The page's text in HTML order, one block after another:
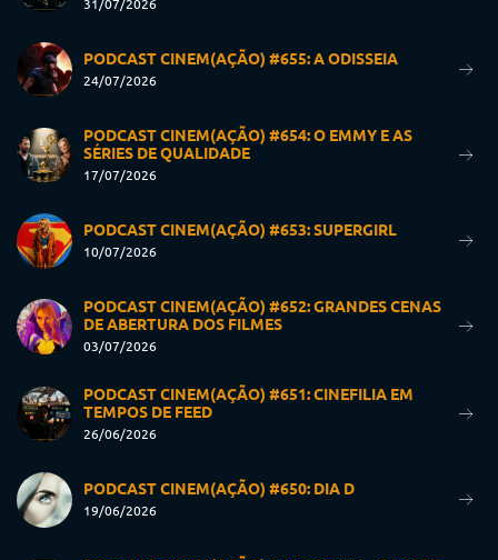
31/07/2026
PODCAST CINEM(AÇÃO) #655: A ODISSEIA
24/07/2026
PODCAST CINEM(AÇÃO) #654: O EMMY E AS
SÉRIES DE QUALIDADE
17/07/2026
PODCAST CINEM(AÇÃO) #653: SUPERGIRL
10/07/2026
PODCAST CINEM(AÇÃO) #652: GRANDES CENAS
DE ABERTURA DOS FILMES
03/07/2026
PODCAST CINEM(AÇÃO) #651: CINEFILIA EM
TEMPOS DE FEED
26/06/2026
PODCAST CINEM(AÇÃO) #650: DIA D
19/06/2026